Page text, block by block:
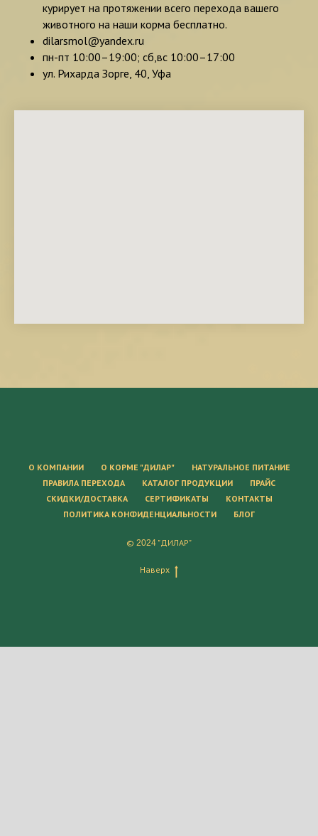
курирует на протяжении всего перехода вашего
животного на наши корма бесплатно.
dilarsmol@yandex.ru
пн-пт 10:00–19:00; сб,вс 10:00–17:00
ул. Рихарда Зорге, 40, Уфа
О КОМПАНИИ О КОРМЕ "ДИЛАР"
НАТУРАЛЬНОЕ ПИТАНИЕ
ПРАВИЛА ПЕРЕХОДА
КАТАЛОГ ПРОДУКЦИИ
ПРАЙС
СКИДКИ/ДОСТАВКА
СЕРТИФИКАТЫ
КОНТАКТЫ
ПОЛИТИКА КОНФИДЕНЦИАЛЬНОСТИ
БЛОГ
© 2024 "ДИЛАР"
Наверх